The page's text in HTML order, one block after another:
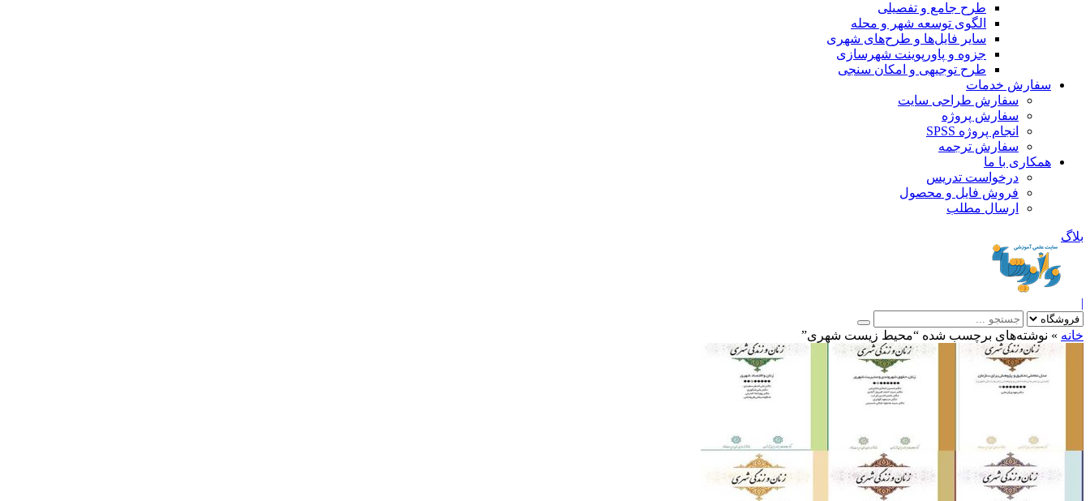
طرح جامع و تفصیلی
الگوی توسعه شهر و محله
سایر فایل‌ها و طرح‌های شهری
جزوه و پاورپوینت شهرسازی
طرح توجیهی و امکان سنجی
سفارش خدمات
سفارش طراحی سایت
سفارش پروژه
انجام پروژه SPSS
سفارش ترجمه
همکاری با ما
درخواست تدریس
فروش فایل و محصول
ارسال مطلب
بلاگ
|
خانه » نوشته‌های برچسب شده “محیط زیست شهری”